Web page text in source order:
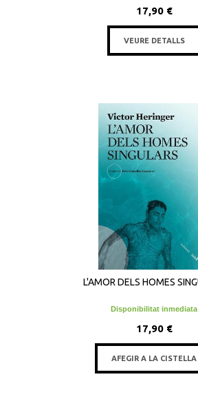
17,90 €
VEURE DETALLS
L'AMOR DELS HOMES
Disponibilitat inmediata
17,90 €
AFEGIR A LA CISTELLA